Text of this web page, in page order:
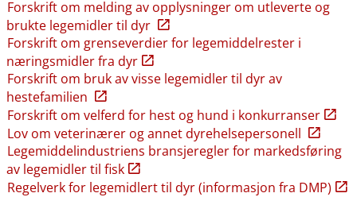
Forskrift om melding av opplysninger om utleverte og
brukte legemidler til dyr
Forskrift om grenseverdier for legemiddelrester i
næringsmidler fra dyr
Forskrift om bruk av visse legemidler til dyr av
hestefamilien
Forskrift om velferd for hest og hund i konkurranser
Lov om veterinærer og annet dyrehelsepersonell
Legemiddelindustriens bransjeregler for markedsføring
av legemidler til fisk
Regelverk for legemidlert til dyr (informasjon fra DMP)